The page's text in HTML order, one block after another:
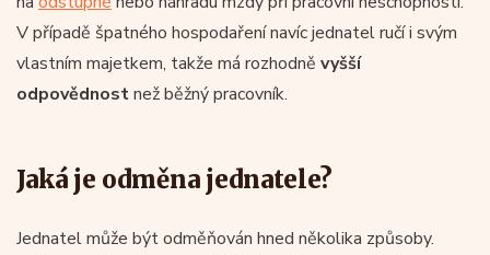
V případě špatného hospodaření navíc jednatel ručí i svým
vlastním majetkem, takže má rozhodně vyšší
odpovědnostnež běžný pracovník.
Jaká je odměna jednatele?
Jednatel může být odměňován hned několika způsoby.